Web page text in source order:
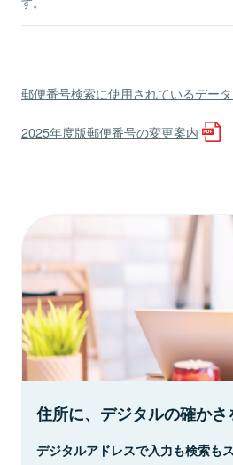
郵便番号検索に使用されているデー
2025年度版郵便番号の変更案内
住所に、デジタルの確かさ
デジタルアドレスで入力も検索もス